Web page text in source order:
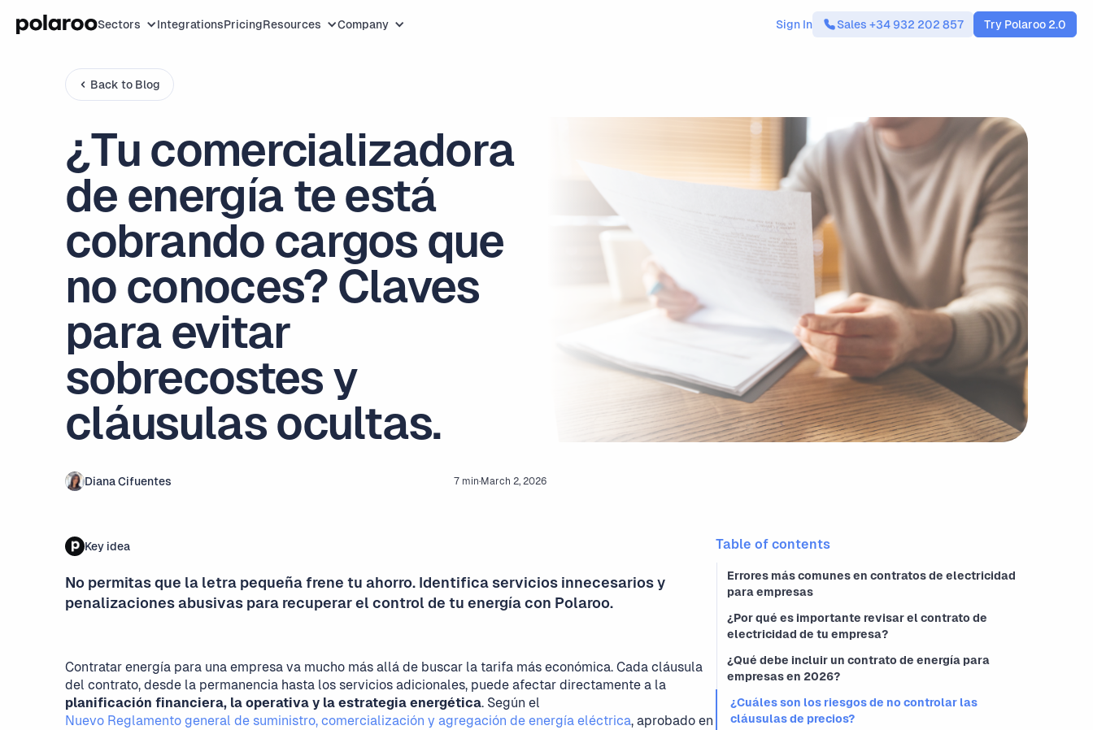
Sectors IntegrationsPricingResources Company Sign In Sales +34 932 202 857 Try Polaroo 2.0
Back to Blog
¿Tu comercializadora
de energía te está
cobrando cargos que
no conoces? Claves
para evitar
sobrecostes y
cláusulas ocultas.
Diana Cifuentes 7 min·March 2, 2026
Key idea
No permitas que la letra pequeña frene tu ahorro. Identifica servicios innecesarios y
penalizaciones abusivas para recuperar el control de tu energía con Polaroo.
Contratar energía para una empresa va mucho más allá de buscar la tarifa más económica. Cada cláusula
del contrato, desde la permanencia hasta los servicios adicionales, puede afectar directamente a la
planificación financiera, la operativa y la estrategia energética. Según el
Nuevo Reglamento general de suministro, comercialización y agregación de energía eléctrica, aprobado en
Table of contents
Errores más comunes en contratos de electricidad
para empresas
¿Por qué es importante revisar el contrato de
electricidad de tu empresa?
¿Qué debe incluir un contrato de energía para
empresas en 2026?
¿Cuáles son los riesgos de no controlar las
cláusulas de precios?